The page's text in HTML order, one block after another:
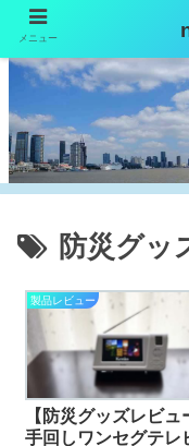
防災グッ
製品レビュー
【防災グッズレビュ
手回しワンセグテレ
メニュー